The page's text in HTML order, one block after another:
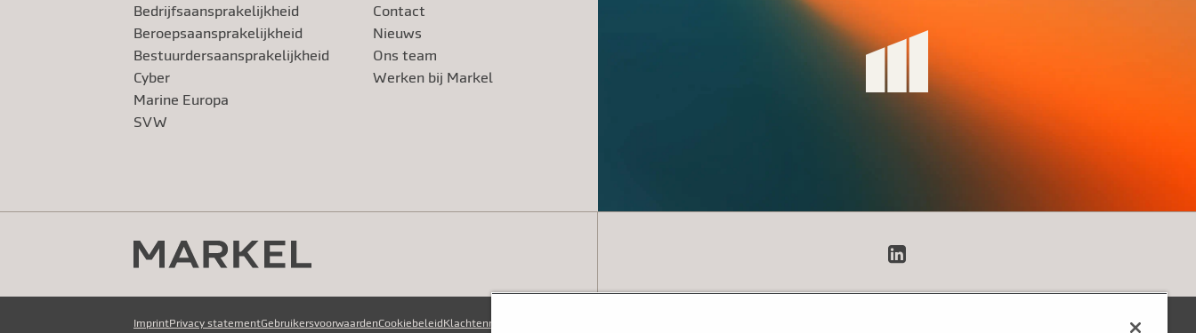
Bedrijfsaansprakelijkheid
Beroeps­aansprakelijkheid
Bestuurdersaansprakelijkheid
Cyber
Marine Europa
SVW
Contact
Nieuws
Ons team
Werken bij Markel
LinkedIn
ImprintPrivacy statementGebruikersvoorwaardenCookiebeleidKlachtenregeling